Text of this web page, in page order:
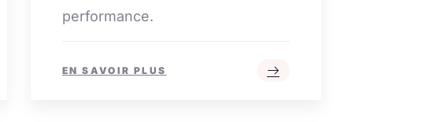
performance.
EN SAVOIR PLUS